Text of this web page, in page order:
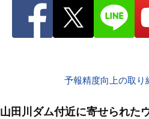
予報精度向上の取り
山田川ダム付近に寄せられた